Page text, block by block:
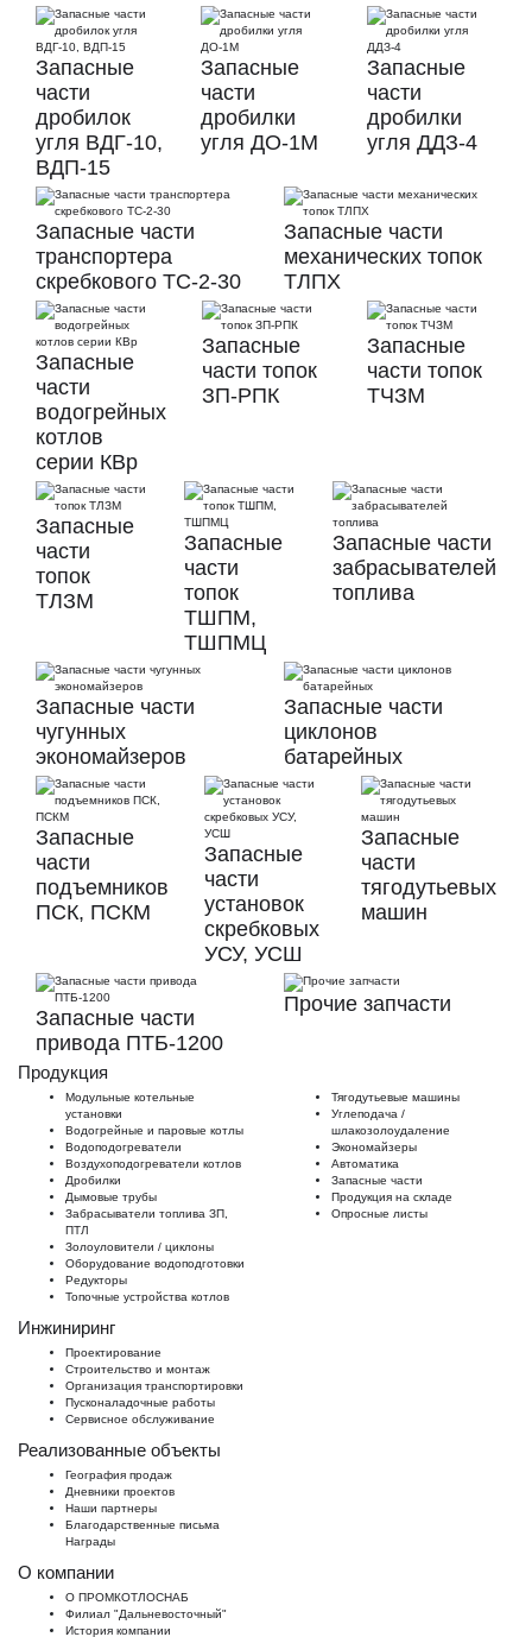
Запасные
части
дробилок
угля ВДГ-10,
ВДП-15
Запасные
части
дробилки
угля ДО-1М
Запасные
части
дробилки
угля ДДЗ-4
Запасные части
транспортера
скребкового ТС-2-30
Запасные части
механических топок
ТЛПХ
Запасные
части
водогрейных
котлов
серии КВр
Запасные
части топок
ЗП-РПК
Запасные
части топок
ТЧЗМ
Запасные
части
топок
ТЛЗМ
Запасные
части
топок
ТШПМ,
ТШПМЦ
Запасные части
забрасывателей
топлива
Запасные части
чугунных
экономайзеров
Запасные части
циклонов
батарейных
Запасные
части
подъемников
ПСК, ПСКМ
Запасные
части
установок
скребковых
УСУ, УСШ
Запасные
части
тягодутьевых
машин
Запасные части
привода ПТБ-1200
Прочие запчасти
Продукция
Модульные котельные
установки
Водогрейные и паровые котлы
Водоподогреватели
Воздухоподогреватели котлов
Дробилки
Дымовые трубы
Забрасыватели топлива ЗП,
ПТЛ
Золоуловители / циклоны
Оборудование водоподготовки
Редукторы
Топочные устройства котлов
Тягодутьевые машины
Углеподача /
шлакозолоудаление
Экономайзеры
Автоматика
Запасные части
Продукция на складе
Опросные листы
Инжиниринг
Проектирование
Строительство и монтаж
Организация транспортировки
Пусконаладочные работы
Сервисное обслуживание
Реализованные объекты
География продаж
Дневники проектов
Наши партнеры
Благодарственные письма
Награды
О компании
О ПРОМКОТЛОСНАБ
Филиал "Дальневосточный"
История компании